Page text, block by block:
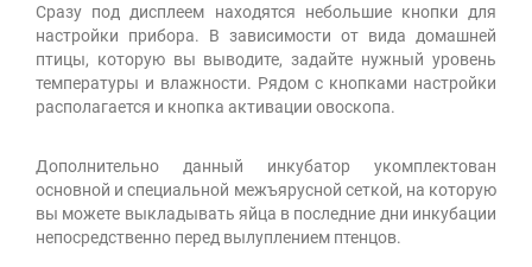
Сразу под дисплеем находятся небольшие кнопки для
настройки прибора. В зависимости от вида домашней
птицы, которую вы выводите, задайте нужный уровень
температуры и влажности. Рядом с кнопками настройки
располагается и кнопка активации овоскопа.
Дополнительно данный инкубатор укомплектован
основной и специальной межъярусной сеткой, на которую
вы можете выкладывать яйца в последние дни инкубации
непосредственно перед вылуплением птенцов.